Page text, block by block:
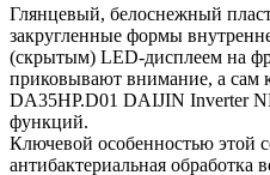
Глянцевый, белоснежный
закругленные формы
(скрытым) LED-дисплеем на
приковывают внимание, а
DA35HP.D01 DAIJIN Inverter
функций.
Ключевой особенностью этой
антибактериальная обработка